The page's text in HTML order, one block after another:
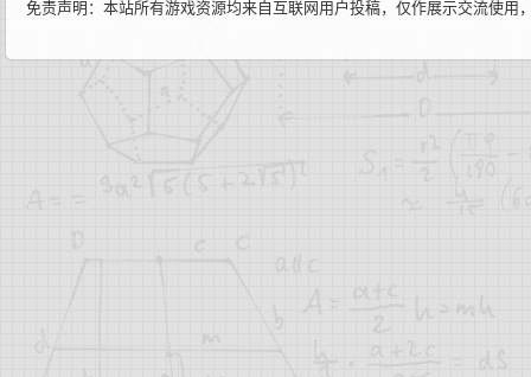
免责声明：本站所有游戏资源均来自互联网用户投稿，仅作展示交流使